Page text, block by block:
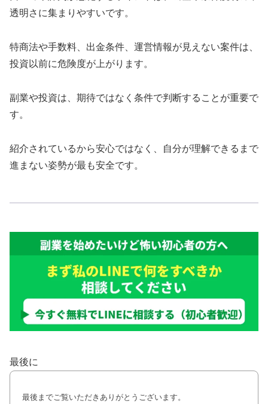
透明さに集まりやすいです。
特商法や手数料、出金条件、運営情報が見えない案件は、
投資以前に危険度が上がります。
副業や投資は、期待ではなく条件で判断することが重要で
す。
紹介されているから安心ではなく、自分が理解できるまで
進まない姿勢が最も安全です。
最後に
最後までご覧いただきありがとうございます。